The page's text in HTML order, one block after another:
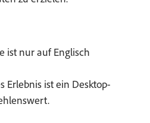
ist nur auf Englisch
Erlebnis ist ein Desktop-